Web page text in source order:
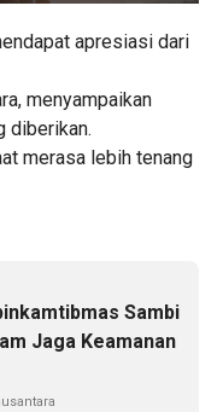
apresiasi dari
menyampaikan
diberikan.
merasa lebih tenang
Sambi
Jaga Keamanan